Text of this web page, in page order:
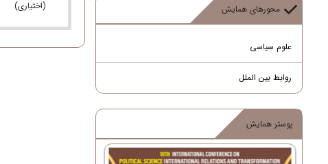
محورهای همایش
علوم سیاسی
روابط بین الملل
پوستر همایش
(اختیاری)